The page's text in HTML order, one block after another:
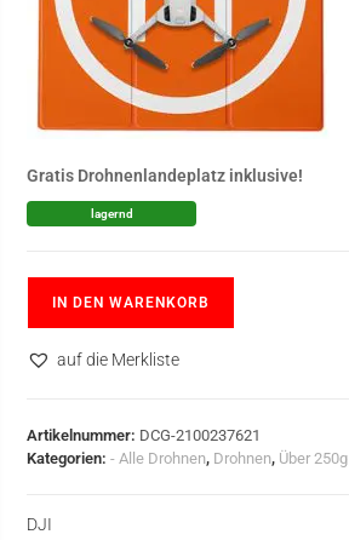
Gratis Drohnenlandeplatz inklusive!
lagernd
IN DEN WARENKORB
auf die Merkliste
Artikelnummer: DCG-2100237621
Kategorien:- Alle Drohnen, Drohnen, Über 250g
DJI